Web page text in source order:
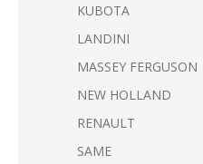
KUBOTA
LANDINI
MASSEY FERGUSON
NEW HOLLAND
RENAULT
SAME